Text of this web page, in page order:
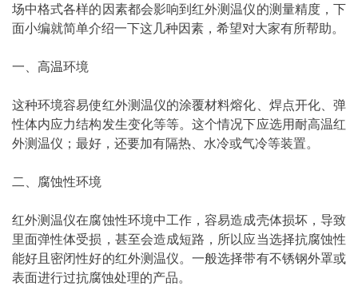
场中格式各样的因素都会影响到红外测温仪的测量精度，下
面小编就简单介绍一下这几种因素，希望对大家有所帮助。
一、 高温环境
这种环境容易使红外测温仪的涂覆材料熔化、焊点开化、弹
性体内应力结构发生变化等等。这个情况下应选用耐高温红
外测温仪；最好，还要加有隔热、水冷或气冷等装置。
二、腐蚀性环境
红外测温仪在腐蚀性环境中工作，容易造成壳体损坏，导致
里面弹性体受损，甚至会造成短路，所以应当选择抗腐蚀性
能好且密闭性好的红外测温仪。一般选择带有不锈钢外罩或
表面进行过抗腐蚀处理的产品。